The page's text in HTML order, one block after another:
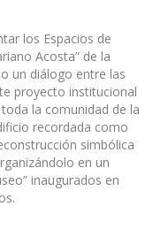
los Espacios de
Acosta” de la
un diálogo entre las
proyecto institucional
la comunidad de la
recordada como
simbólica
en un
inaugurados en